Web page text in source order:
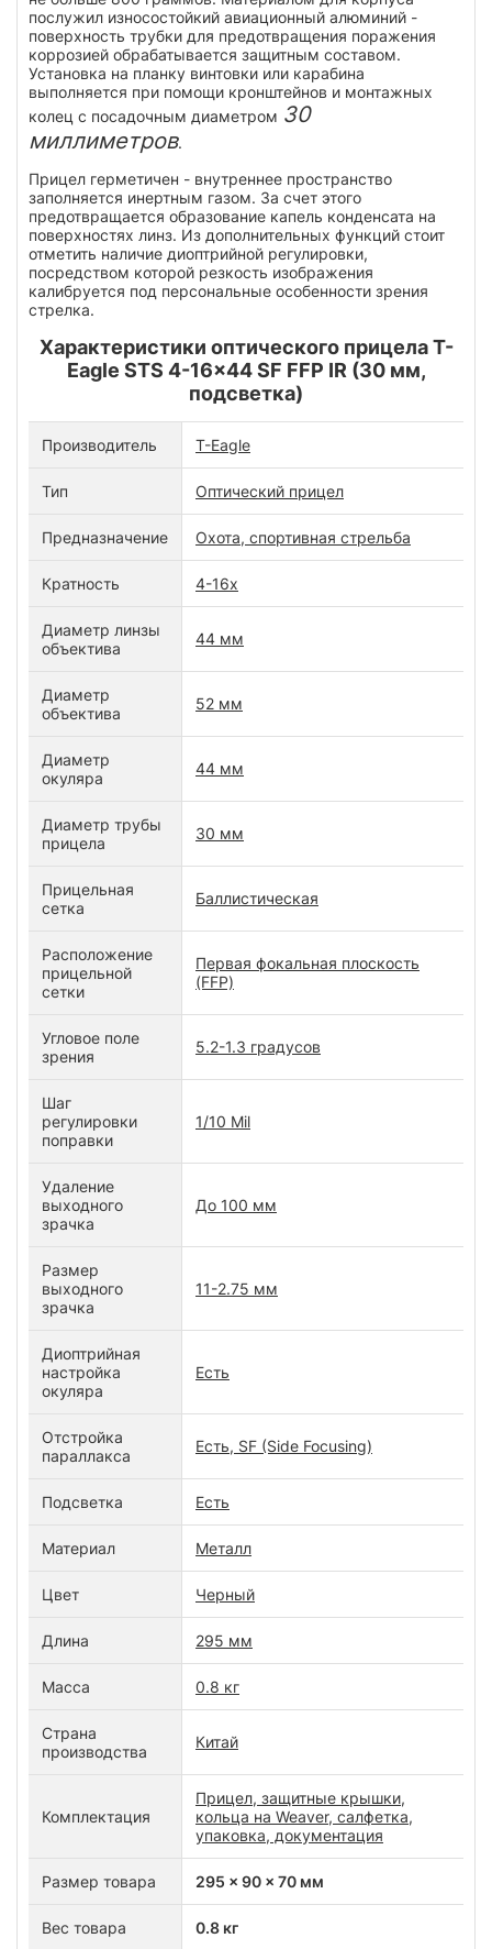
послужил износостойкий авиационный алюминий -
поверхность трубки для предотвращения поражения
коррозией обрабатывается защитным составом.
Установка на планку винтовки или карабина
выполняется при помощи кронштейнов и монтажных
колец с посадочным диаметром 30
миллиметров.
Прицел герметичен - внутреннее пространство
заполняется инертным газом. За счет этого
предотвращается образование капель конденсата на
поверхностях линз. Из дополнительных функций стоит
отметить наличие диоптрийной регулировки,
посредством которой резкость изображения
калибруется под персональные особенности зрения
стрелка.
Характеристики оптического прицела T-
Eagle STS 4-16x44 SF FFP IR (30 мм,
подсветка)
Производитель T-Eagle
Тип Оптический прицел
Предназначение Охота, спортивная стрельба
Кратность 4-16x
Диаметр линзы
объектива
44 мм
Диаметр
объектива
52 мм
Диаметр
окуляра
44 мм
Диаметр трубы
прицела
30 мм
Прицельная
сетка
Баллистическая
Расположение
прицельной
сетки
Первая фокальная плоскость
(FFP)
Угловое поле
зрения
5.2-1.3 градусов
Шаг
регулировки
поправки
1/10 Mil
Удаление
выходного
зрачка
До 100 мм
Размер
выходного
зрачка
11-2.75 мм
Диоптрийная
настройка
окуляра
Есть
Отстройка
параллакса
Есть, SF (Side Focusing)
Подсветка Есть
Материал Металл
Цвет Черный
Длина 295 мм
Масса 0.8 кг
Страна
производства
Китай
Комплектация
Прицел, защитные крышки,
кольца на Weaver, салфетка,
упаковка, документация
Размер товара 295 x 90 x 70 мм
Вес товара 0.8 кг